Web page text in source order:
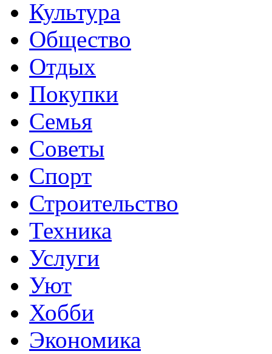
Культура
Общество
Отдых
Покупки
Семья
Советы
Спорт
Строительство
Техника
Услуги
Уют
Хобби
Экономика